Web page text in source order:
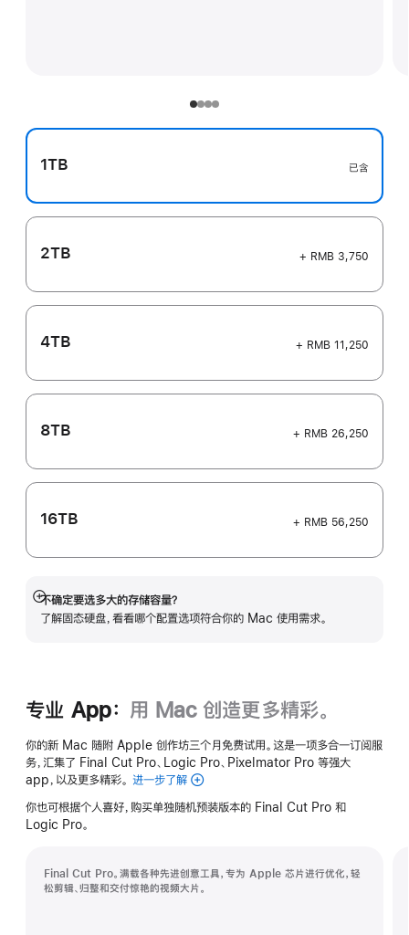
1TB 已含
2TB + RMB 3,750
4TB + RMB 11,250
8TB + RMB 26,250
16TB + RMB 56,250
不确定要选多大的存储容量？
了解固态硬盘，看看哪个配置选项符合你的 Mac 使用需求。
展
开
专业 App： 用 Mac 创造更多精彩。
你的新 Mac 随附 Apple 创作坊三个月免费试用。这是一项多合一订阅服
务，汇集了 Final Cut Pro、Logic Pro、Pixelmator Pro 等强大
app，以及更多精彩。 进一步了解 Apple
作
你也可根据个人喜好，购买单独随机预装版本的 Final Cut Pro 和
Logic Pro。
Final Cut Pro。满载各种先进创意工具，专为 Apple 芯片进行优化，轻
松剪辑、归整和交付惊艳的视频大片。